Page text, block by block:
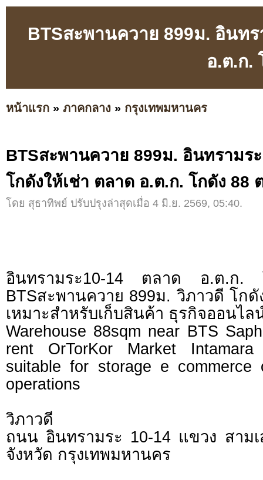
BTSสะพานควาย 899ม. อินท
อ.ต.ก.
หน้าแรก » ภาคกลาง » กรุงเทพมหานคร
BTSสะพานควาย 899ม. อินทรามร
โกดังให้เช่า ตลาด อ.ต.ก. โกดัง 88
โดย สุธาทิพย์ ปรับปรุงล่าสุดเมื่อ 4 มิ.ย. 2569, 05:40.
อินทรามระ10-14 ตลาด อ.ต.ก
BTSสะพานควาย 899ม. วิภาวดี โกดั
เหมาะสำหรับเก็บสินค้า ธุรกิจออนไ
Warehouse 88sqm near BTS
rent OrTorKor Market
suitable for storage e commerce
operations
วิภาวดี
ถนน อินทรามระ 10-14 แขวง สาม
จังหวัด กรุงเทพมหานคร